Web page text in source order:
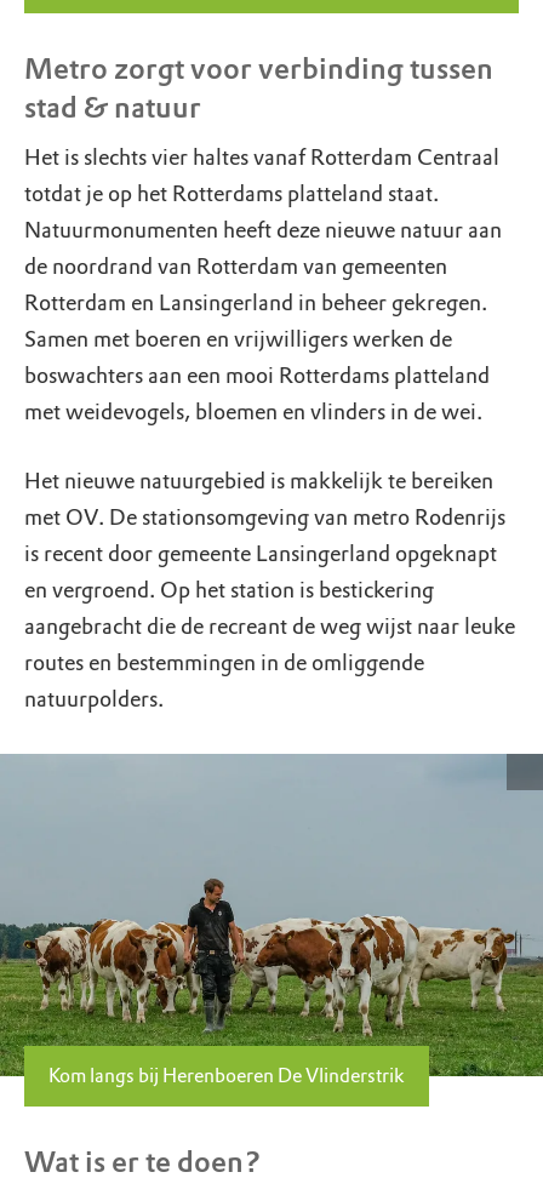
Metro zorgt voor verbinding tussen
stad & natuur
Het is slechts vier haltes vanaf Rotterdam Centraal
totdat je op het Rotterdams platteland staat.
Natuurmonumenten heeft deze nieuwe natuur aan
de noordrand van Rotterdam van gemeenten
Rotterdam en Lansingerland in beheer gekregen.
Samen met boeren en vrijwilligers werken de
boswachters aan een mooi Rotterdams platteland
met weidevogels, bloemen en vlinders in de wei.
Het nieuwe natuurgebied is makkelijk te bereiken
met OV. De stationsomgeving van metro Rodenrijs
is recent door gemeente Lansingerland opgeknapt
en vergroend. Op het station is bestickering
aangebracht die de recreant de weg wijst naar leuke
routes en bestemmingen in de omliggende
natuurpolders.
Kom langs bij Herenboeren De Vlinderstrik
Wat is er te doen?